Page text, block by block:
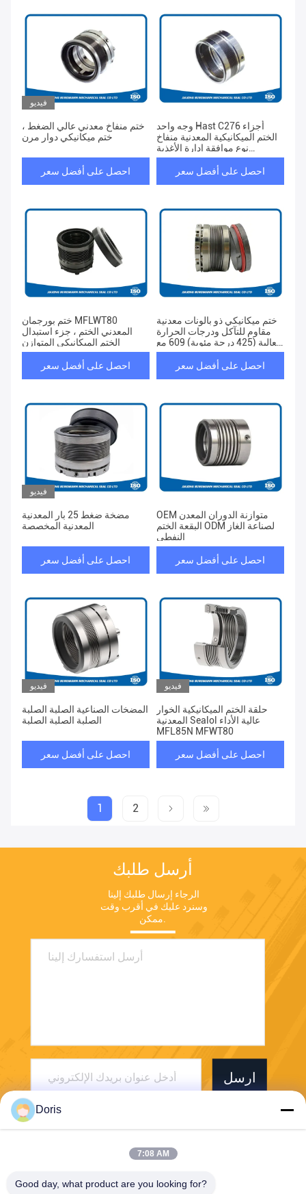
فيديو
ختم منفاخ معدني عالي الضغط ،
ختم ميكانيكي دوار مرن
احصل على أفضل سعر
وجه واحد Hast C276 أجزاء
الختم الميكانيكية المعدنية منفاخ
نوع موافقة إدارة الأغذية
والعقاقير
احصل على أفضل سعر
ختم بورجمان MFLWT80
المعدني الختم ، جزء استبدال
الختم الميكانيكي المتوازن
احصل على أفضل سعر
ختم ميكانيكي ذو بالونات معدنية
مقاوم للتآكل ودرجات الحرارة
العالية (425 درجة مئوية) 609 مع
تصميم مقطع عرضي ضيق
لمضخات الصناعية
احصل على أفضل سعر
فيديو
مضخة ضغط 25 بار المعدنية
المعدنية المخصصة
احصل على أفضل سعر
OEM متوازنة الدوران المعدن
البقعة الختم ODM لصناعة الغاز
النفطي
احصل على أفضل سعر
فيديو
المضخات الصناعية الصلبة الصلبة
الصلبة الصلبة الصلبة
احصل على أفضل سعر
فيديو
حلقة الختم الميكانيكية الخوار
المعدنية Sealol عالية الأداء
MFL85N MFWT80
احصل على أفضل سعر
1 2
أرسل طلبك
ممكن.
ارسل
Jiaxing Burgmann Mechanical Seal Co., Ltd.
Doris
7:08 AM
Good day, what product are you looking for?